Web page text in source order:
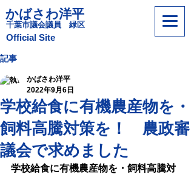
かばさわ洋平
​千葉市議会議員 緑区
​Official Site
記事
学校給食に有機農産物を・
飼料高騰対策を！ 農政審
議会で求めました
かばさわ洋平
2022年9月6日
学校給食に有機農産物を・飼料高騰対